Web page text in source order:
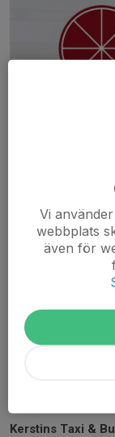
NorthEast
mätkunskaper
Kerstins Taxi &
Vi
webbplats
även för